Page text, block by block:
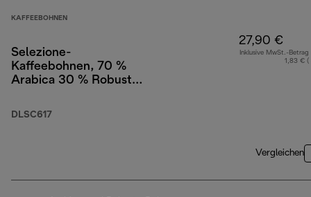
KAFFEEBOHNEN
Selezione-
Kaffeebohnen, 70 %
Arabica 30 % Robusta,
DLSC617
27,90 €
Inklusive MwSt.-Betrag
1,83 € (
Vergleichen